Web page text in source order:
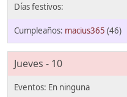
macius365 (46)
Jueves - 10